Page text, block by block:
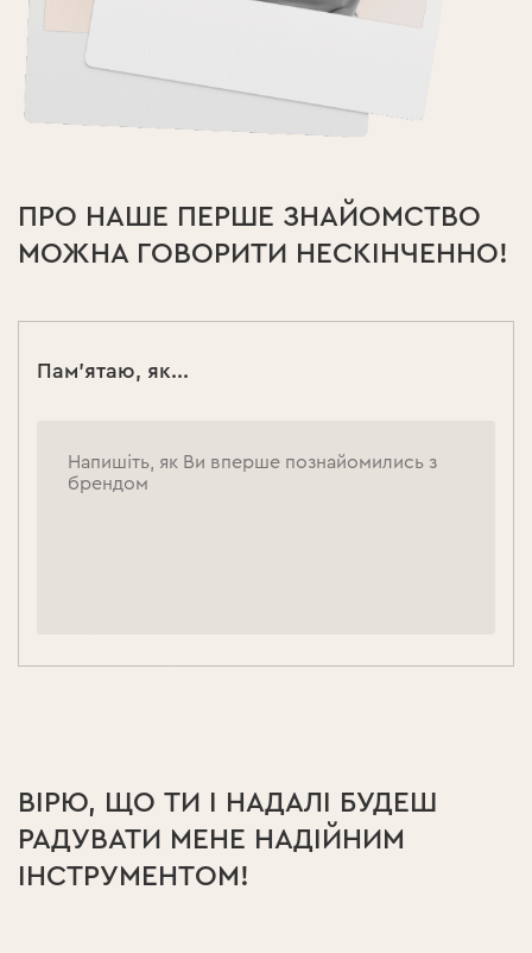
ПРО НАШЕ ПЕРШЕ ЗНАЙОМСТВО
МОЖНА ГОВОРИТИ НЕСКІНЧЕННО!
Пам'ятаю, як...
ВІРЮ, ЩО ТИ І НАДАЛІ БУДЕШ
РАДУВАТИ МЕНЕ НАДІЙНИМ
ІНСТРУМЕНТОМ!